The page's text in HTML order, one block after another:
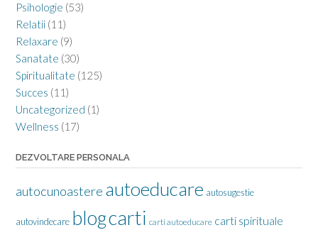
Psihologie (53)
Relatii (11)
Relaxare (9)
Sanatate (30)
Spiritualitate (125)
Succes (11)
Uncategorized (1)
Wellness (17)
DEZVOLTARE PERSONALA
autocunoastere autoeducare autosugestie
autovindecare blogcarti carti autoeducare carti spirituale